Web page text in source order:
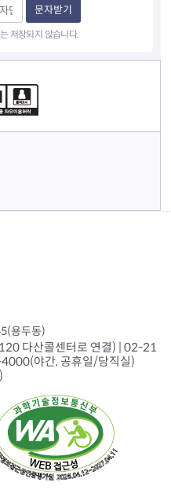
문자받기
저장되지 않습니다.
용두동)
다산콜센터로 연결) | 02-21
야간, 공휴일/당직실)